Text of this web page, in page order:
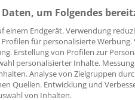
um Folgendes
Endgerät. Verwendung
für personalisierte
Erstellung von Profilen zur
personalisierter Inhalte.
Analyse von Zielgruppen
Quellen. Entwicklung und
von Inhalten.